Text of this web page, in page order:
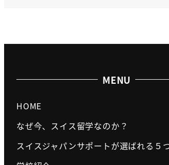
MENU
HOME
なぜ今、スイス留学なのか？
スイスジャパンサポートが選ばれる５